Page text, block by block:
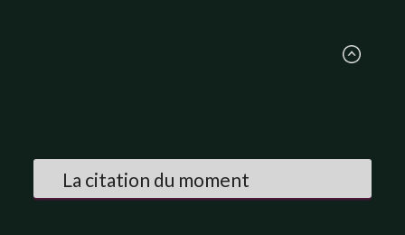
La citation du moment